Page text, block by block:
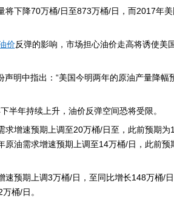
将下降70万桶/日至873万桶/日，而2017年
价反弹的影响，市场担心油价走高将诱使美
明中指出：“美国今明两年的原油产量降幅
半年持续上升，油价反弹空间恐将受限。
求增速预期上调至20万桶/日至，此前预期
原油需求增速预期上调至14万桶/日，此前
速预期上调3万桶/日，至同比增长148万桶/
桶/日。